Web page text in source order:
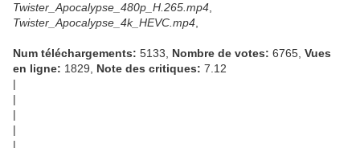
Twister_Apocalypse_480p_H.265.mp4
Twister_Apocalypse_4k_HEVC.mp4
Num téléchargements: 5133, Nombre de votes: 6765, Vues
en ligne: 1829, Note des critiques: 7.12
|
|
|
|
|